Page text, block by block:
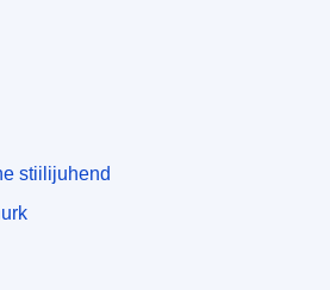
stiilijuhend